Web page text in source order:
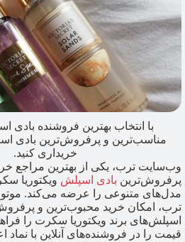
با انتخاب بهترین فروشنده بادی
مناسب‌ترین و پرفروش‌ترین بادی
خریداری کنید.
وب‌سایت ترب، یکی از بهترین مراجع
پرفروش‌ترین بادی اسپلش ویکتوریا
مدل‌های متنوعی را عرضه می‌کند.
ترب، امکان خرید محبوب‌ترین و
اسپلش‌های برند ویکتوریا سکرت را
قیمت را در فروشنده‌های آنلاین با نماد